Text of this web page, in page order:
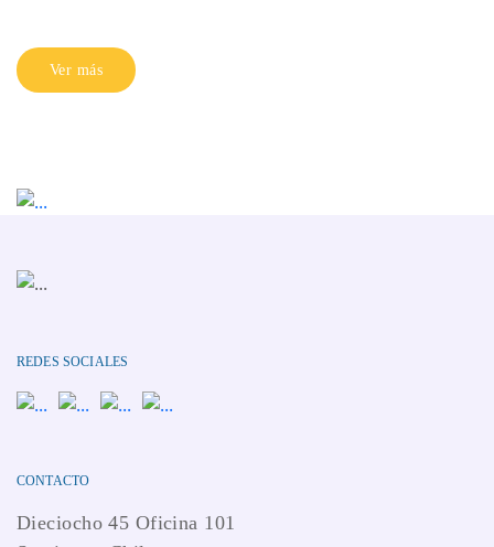
Ver más
REDES SOCIALES
CONTACTO
Dieciocho 45 Oficina 101